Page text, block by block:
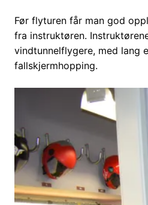
Før flyturen får man god
fra instruktøren.
vindtunnelflygere, med lang
fallskjermhopping.